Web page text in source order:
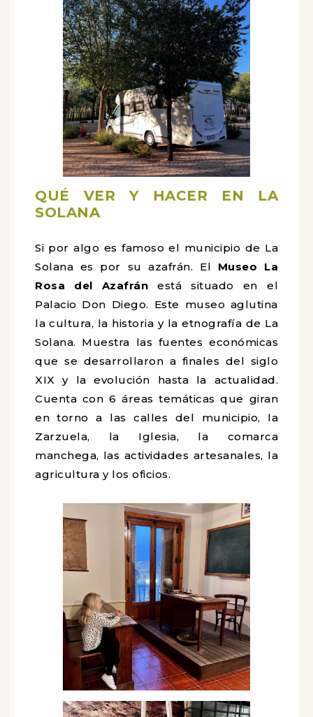
QUÉ VER Y HACER EN LA
SOLANA
Si por algo es famoso el municipio de La
Solana es por su azafrán. El Museo La
Rosa del Azafrán está situado en el
Palacio Don Diego. Este museo aglutina
la cultura, la historia y la etnografía de La
Solana. Muestra las fuentes económicas
que se desarrollaron a finales del siglo
XIX y la evolución hasta la actualidad.
Cuenta con 6 áreas temáticas que giran
en torno a las calles del municipio, la
Zarzuela, la Iglesia, la comarca
manchega, las actividades artesanales, la
agricultura y los oficios.